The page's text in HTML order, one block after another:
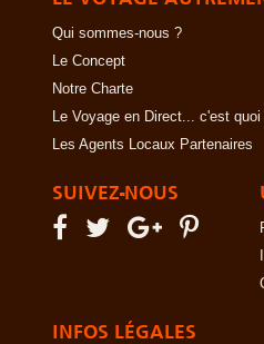
Qui sommes-nous ?
Le Concept
Notre Charte
Le Voyage en Direct... c'est quoi
Les Agents Locaux Partenaires
SUIVEZ-NOUS
INFOS LÉGALES